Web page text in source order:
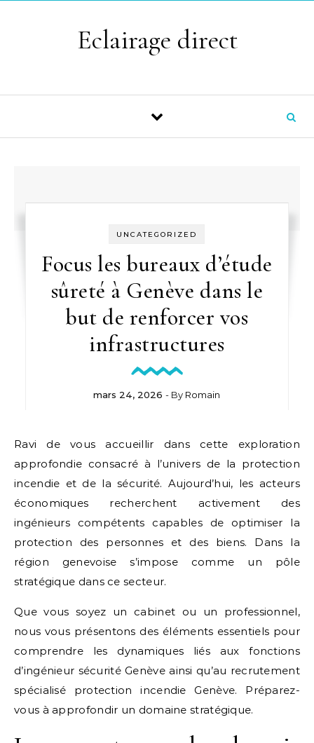
Eclairage direct
UNCATEGORIZED
Focus les bureaux d’étude
sûreté à Genève dans le
but de renforcer vos
infrastructures
mars 24, 2026 - By Romain
Ravi de vous accueillir dans cette exploration
approfondie consacré à l’univers de la protection
incendie et de la sécurité. Aujourd’hui, les acteurs
économiques recherchent activement des
ingénieurs compétents capables de optimiser la
protection des personnes et des biens. Dans la
région genevoise s’impose comme un pôle
stratégique dans ce secteur.
Que vous soyez un cabinet ou un professionnel,
nous vous présentons des éléments essentiels pour
comprendre les dynamiques liés aux fonctions
d’ingénieur sécurité Genève ainsi qu’au recrutement
spécialisé protection incendie Genève. Préparez-
vous à approfondir un domaine stratégique.